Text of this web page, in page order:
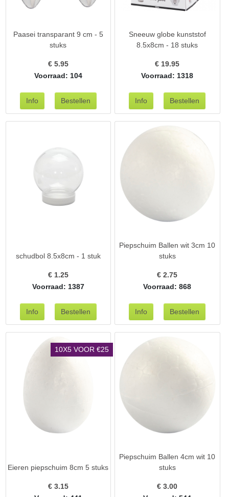
Paasei transparant 9 cm - 5
stuks
€ 5.95
Voorraad: 104
Sneeuw globe kunststof
8.5x8cm - 18 stuks
€ 19.95
Voorraad: 1318
schudbol 8.5x8cm - 1 stuk
€ 1.25
Voorraad: 1387
Piepschuim Ballen wit 3cm 10
stuks
€2.75
Voorraad: 868
10X5 VOOR €25
Eieren piepschuim 8cm 5 stuks
€ 3.15
Piepschuim Ballen 4cm wit 10
stuks
€3.00